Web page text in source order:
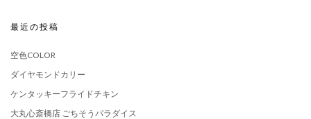
最近の投稿
空色COLOR
ダイヤモンドカリー
ケンタッキーフライドチキン
大丸心斎橋店 ごちそうパラダイス